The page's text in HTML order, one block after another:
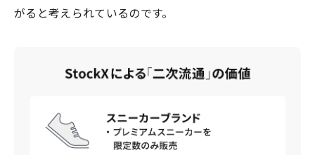
がると考えられているのです。